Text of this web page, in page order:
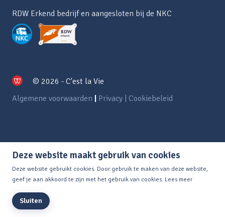
RDW Erkend bedrijf en aangesloten bij de NKC
© 2026 - C'est la Vie
Algemene voorwaarden | Privacy | Cookiebeleid
Deze website maakt gebruik van cookies
Deze website gebruikt cookies. Door gebruik te maken van deze website,
geef je aan akkoord te zijn met het gebruik van cookies. Lees meer
Sluiten